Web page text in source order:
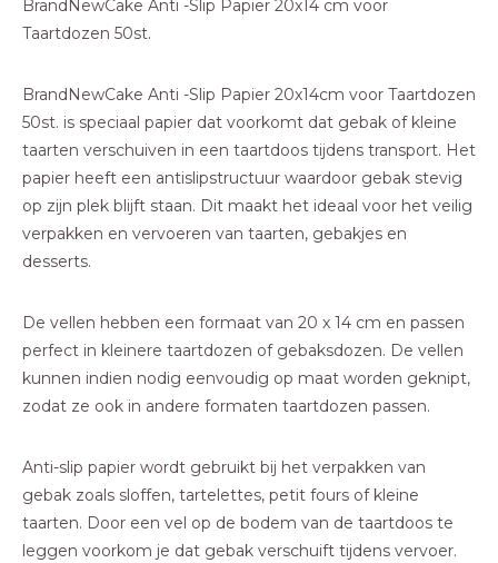
BrandNewCake Anti -Slip Papier 20x14 cm voor
Taartdozen 50st.
BrandNewCake Anti -Slip Papier 20x14cm voor Taartdozen
50st. is speciaal papier dat voorkomt dat gebak of kleine
taarten verschuiven in een taartdoos tijdens transport. Het
papier heeft een antislipstructuur waardoor gebak stevig
op zijn plek blijft staan. Dit maakt het ideaal voor het veilig
verpakken en vervoeren van taarten, gebakjes en
desserts.
De vellen hebben een formaat van 20 x 14 cm en passen
perfect in kleinere taartdozen of gebaksdozen. De vellen
kunnen indien nodig eenvoudig op maat worden geknipt,
zodat ze ook in andere formaten taartdozen passen.
Anti-slip papier wordt gebruikt bij het verpakken van
gebak zoals sloffen, tartelettes, petit fours of kleine
taarten. Door een vel op de bodem van de taartdoos te
leggen voorkom je dat gebak verschuift tijdens vervoer.